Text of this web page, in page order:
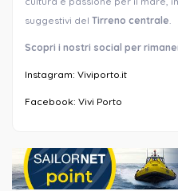
suggestivi del Tirreno centrale.
Scopri i nostri social per
Instagram: Viviporto.it
Facebook: Vivi Porto